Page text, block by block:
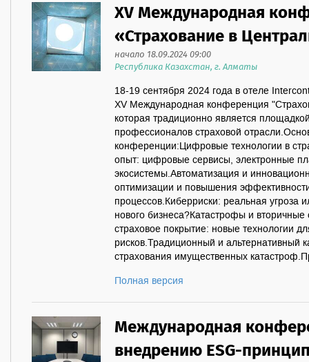
XV Международная
«Страхование в
начало 18.09.2024 09:00
Республика Казахстан, г. Алматы
18-19 сентября 2024 года в отеле
XV Международная конференция
которая традиционно является
профессионалов страховой
конференции:Цифровые технологии в
опыт: цифровые сервисы, электронные
экосистемы.Автоматизация и
оптимизации и повышения
процессов.Киберриски: реальная угроза
нового бизнеса?Катастрофы и
страховое покрытие: новые технологии
рисков.Традиционный и альтернативный
страхования имущественных
Полная версия
Международная
внедрению ESG-